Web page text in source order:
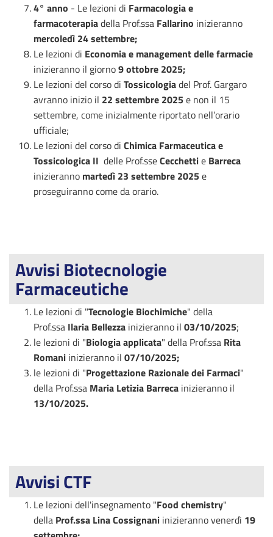
4° anno - Le lezioni di Farmacologia e
farmacoterapiadella Prof.ssa Fallarino inizieranno
mercoledì 24 settembre;
Le lezioni di Economia e management delle farmacie
inizieranno il giorno9 ottobre 2025;
Le lezioni del corso di Tossicologiadel Prof. Gargaro
avranno inizio il 22 settembre 2025e non il 15
settembre, come inizialmente riportato nell’orario
ufficiale;
Le lezioni del corso di Chimica Farmaceutica e
Tossicologica II delle Prof.sseCecchettie Barreca
inizieranno martedì 23 settembre 2025e
proseguiranno come da orario.
Avvisi Biotecnologie
Farmaceutiche
Le lezioni di "Tecnologie Biochimiche" della
Prof.ssa Ilaria Bellezza inizieranno il 03/10/2025;
le lezioni di "Biologia applicata" della Prof.ssa Rita
Romani inizieranno il 07/10/2025;
le lezioni di "Progettazione Razionale dei Farmaci"
della Prof.ssa Maria Letizia Barreca inizieranno il
13/10/2025.
Avvisi CTF
Le lezioni dell'insegnamento "Food chemistry"
della Prof.ssa Lina Cossignani inizieranno venerdì 19